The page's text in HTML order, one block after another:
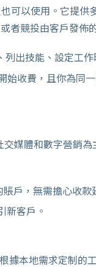
可以使用。它提供
者競投由客戶發佈
出技能、設定工作
收費，且你為同
媒體和數字營銷
戶，無需擔心收款
新客戶。
據本地需求定制的